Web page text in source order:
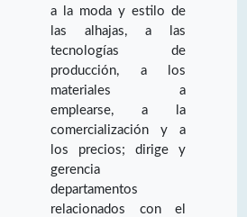
a la moda y estilo de
las alhajas, a las
tecnologías de
producción, a los
materiales a
emplearse, a la
comercialización y a
los precios; dirige y
gerencia
departamentos
relacionados con el